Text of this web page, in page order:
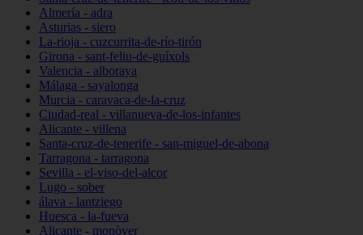
Almería - adra
Asturias - siero
La-rioja - cuzcurrita-de-río-tirón
Girona - sant-feliu-de-guíxols
Valencia - alboraya
Málaga - sayalonga
Murcia - caravaca-de-la-cruz
Ciudad-real - villanueva-de-los-infantes
Alicante - villena
Santa-cruz-de-tenerife - san-miguel-de-abona
Tarragona - tarragona
Sevilla - el-viso-del-alcor
Lugo - sober
álava - lantziego
Huesca - la-fueva
Alicante - monòver